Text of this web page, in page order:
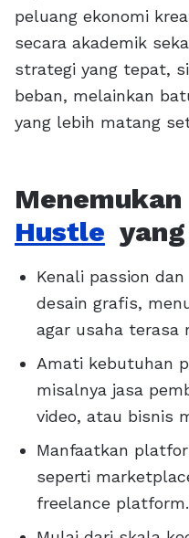
peluang ekonomi
secara akademik
strategi yang tepat,
beban, melainkan
yang lebih matang
Menemukan
Hustle
Kenali passion
desain grafis,
agar usaha terasa
Amati kebutuhan
misalnya jasa
video, atau bisnis
Manfaatkan
seperti
freelance platform.